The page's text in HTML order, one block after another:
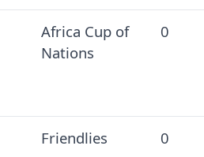
Africa Cup of
Nations
0
Friendlies 0